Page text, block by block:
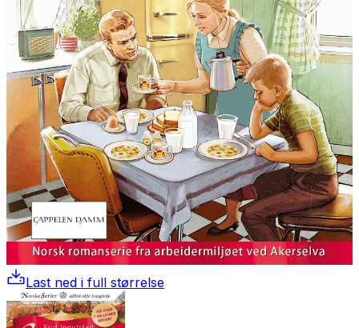
Last ned i full størrelse